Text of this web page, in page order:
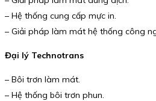
– Hệ thống cung cấp mực in.
– Giải pháp làm mát hệ thống công
Đại lý Technotrans
– Bôi trơn làm mát.
– Hệ thống bôi trơn phun.